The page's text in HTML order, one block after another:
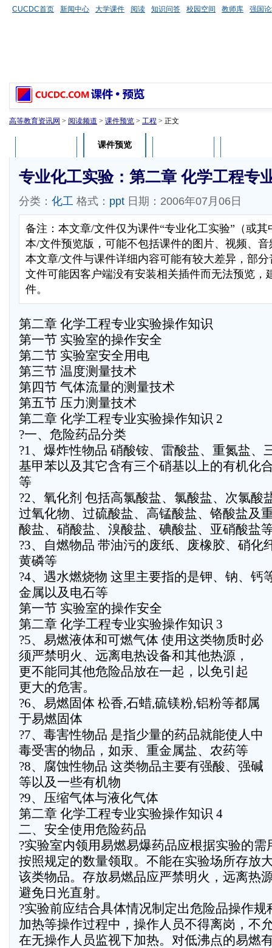
CUCDC首页 新闻中心 大学课件 阅读 知识问答 校园空间 教师库 强国
高等教育资讯网 > 阅读频道 > 课件预览 > 工程 > 正文
课件预览
专业化工实验：第二章 化学工程专
分类： 化工 格式： ppt 日期：2006年07月06日
备注：本文章/文件仅为课件“专业化工实验”（或
本/文件预览版，可能不包括课件的图片、视频、
本文章/文件与课件详细内容可能有较大差异，部
文件可能因客户端没有安装相关插件而无法预览，
件。
第二章 化学工程专业实验操作知识
第一节 实验室的操作安全
第二节 实验室安全用电
第三节 温度测量技术
第四节 气体流量的测量技术
第五节 压力测量技术
第二章 化学工程专业实验操作知识 2
?一、危险药品分类
?1、爆炸性物品 硝酸铵、雷酸盐、重氮盐、
基甲苯以及其它含有三个硝基以上的有机化
等
?2、氧化剂 包括高氯酸盐、氯酸盐、次氯酸
过氧化物、过硫酸盐、高锰酸盐、铬酸盐及
酸盐、硝酸盐、溴酸盐、碘酸盐、亚硝酸盐
?3、自燃物品 带油污的废纸、废橡胶、硝化
黄磷等
?4、遇水燃烧物 这里主要指的是钾、钠、钙
金属以及电石等
第一节 实验室的操作安全
第二章 化学工程专业实验操作知识 3
?5、易燃液体和可燃气体 使用这类物质时必
须严禁明火、远离电热设备和其他热源，
更不能同其他危险品放在一起，以免引起
更大的危害。
?6、易燃固体 松香,石蜡,硫镁粉,铝粉等都属
于易燃固体
?7、毒害性物品 是指少量的药品就能使人中
毒受害的物品，如汞、重金属盐、农药等
?8、腐蚀性物品 这类物品主要有强酸、强碱
等以及一些有机物
?9、压缩气体与液化气体
第二章 化学工程专业实验操作知识 4
二、安全使用危险药品
?实验室内领用易燃易爆药品应根据实验的需
按照规定的数量领取。不能在实验场所存放
该类物品。存放易燃品应严禁明火，远离热
避免日光直射。
?实验前应结合具体情况制定出危险品操作规
加热等操作过程中，操作人员不得离岗，不
在无操作人员监视下加热。对低沸点的易燃